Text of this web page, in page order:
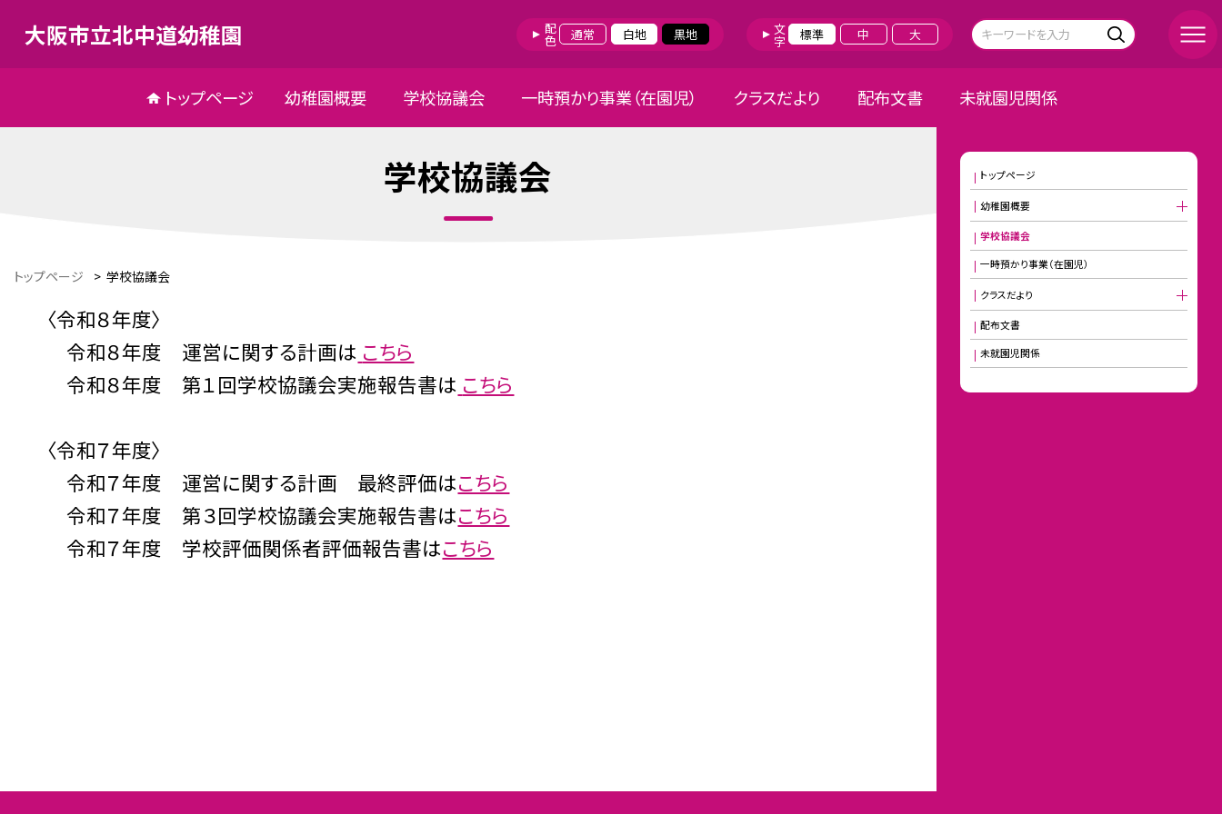
大阪市立北中道幼稚園 配色 通常 白地 黒地 文字 標準 中 大
トップページ 幼稚園概要 学校協議会 一時預かり事業（在園児） クラスだより 配布文書 未就園児関係
学校協議会
トップページ > 学校協議会
〈令和８年度〉
令和８年度 運営に関する計画は こちら
令和８年度 第１回学校協議会実施報告書は こちら
〈令和７年度〉
令和７年度 運営に関する計画 最終評価はこちら
令和７年度 第３回学校協議会実施報告書はこちら
令和７年度 学校評価関係者評価報告書はこちら
トップページ
幼稚園概要
学校協議会
一時預かり事業（在園児）
クラスだより
配布文書
未就園児関係